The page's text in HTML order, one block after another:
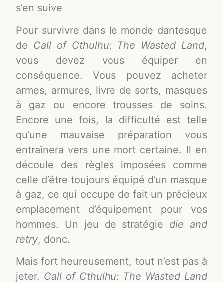
s’en suive
Pour survivre dans le monde dantesque
de Call of Cthulhu: The Wasted Land,
vous devez vous équiper en
conséquence. Vous pouvez acheter
armes, armures, livre de sorts, masques
à gaz ou encore trousses de soins.
Encore une fois, la difficulté est telle
qu’une mauvaise préparation vous
entraînera vers une mort certaine. Il en
découle des règles imposées comme
celle d’être toujours équipé d’un masque
à gaz, ce qui occupe de fait un précieux
emplacement d’équipement pour vos
hommes. Un jeu de stratégie die and
retry, donc.
Mais fort heureusement, tout n’est pas à
jeter. Call of Cthulhu: The Wasted Land